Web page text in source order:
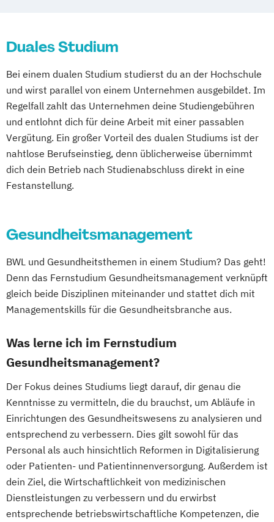
Duales Studium
Bei einem dualen Studium studierst du an der Hochschule
und wirst parallel von einem Unternehmen ausgebildet. Im
Regelfall zahlt das Unternehmen deine Studiengebühren
und entlohnt dich für deine Arbeit mit einer passablen
Vergütung. Ein großer Vorteil des dualen Studiums ist der
nahtlose Berufseinstieg, denn üblicherweise übernimmt
dich dein Betrieb nach Studienabschluss direkt in eine
Festanstellung.
Gesundheitsmanagement
BWL und Gesundheitsthemen in einem Studium? Das geht!
Denn das Fernstudium Gesundheitsmanagement verknüpft
gleich beide Disziplinen miteinander und stattet dich mit
Managementskills für die Gesundheitsbranche aus.
Was lerne ich im Fernstudium
Gesundheitsmanagement?
Der Fokus deines Studiums liegt darauf, dir genau die
Kenntnisse zu vermitteln, die du brauchst, um Abläufe in
Einrichtungen des Gesundheitswesens zu analysieren und
entsprechend zu verbessern. Dies gilt sowohl für das
Personal als auch hinsichtlich Reformen in Digitalisierung
oder Patienten- und Patientinnenversorgung. Außerdem ist
dein Ziel, die Wirtschaftlichkeit von medizinischen
Dienstleistungen zu verbessern und du erwirbst
entsprechende betriebswirtschaftliche Kompetenzen, die